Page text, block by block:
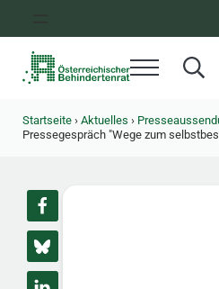
Menü
Startseite › Aktuelles ›
Pressegespräch "Wege zum